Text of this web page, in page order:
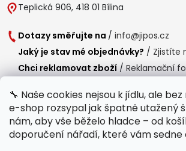
🔧 Naše cookies nejsou k jídlu, ale
e-shop rozsypal jak špatně utažený
nám, aby vše běželo hladce – od
doporučení nářadí, které vám sedne
Teplická 906, 418 01 Bílina
Dotazy směřujte na / info@jipos.cz
Jaký je stav mé objednávky? / Zjistíte
Chci reklamovat zboží / Reklamační
Provozní doba
Po-Čt / 8:00 - 15:00